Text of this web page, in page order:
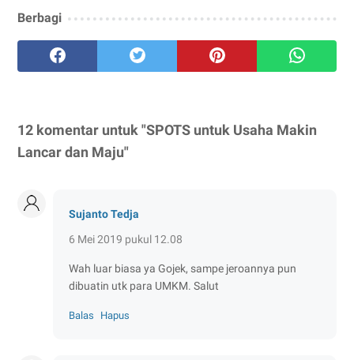
Berbagi
12 komentar untuk "SPOTS untuk Usaha Makin
Lancar dan Maju"
Sujanto Tedja
6 Mei 2019 pukul 12.08
Wah luar biasa ya Gojek, sampe jeroannya pun
dibuatin utk para UMKM. Salut
Balas Hapus